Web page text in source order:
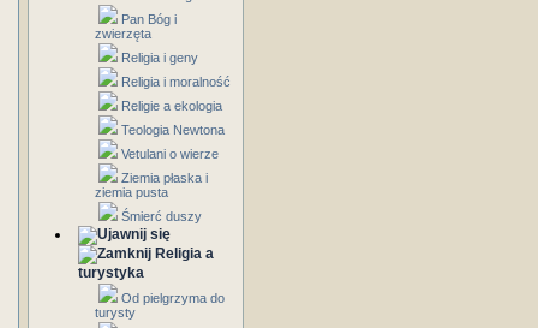
Pan Bóg i
zwierzęta
Religia i geny
Religia i moralność
Religie a ekologia
Teologia Newtona
Vetulani o wierze
Ziemia płaska i
ziemia pusta
Śmierć duszy
Religia a
turystyka
Od pielgrzyma do
turysty